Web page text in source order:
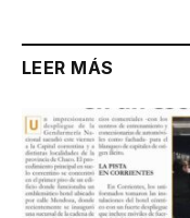
LEER MÁS